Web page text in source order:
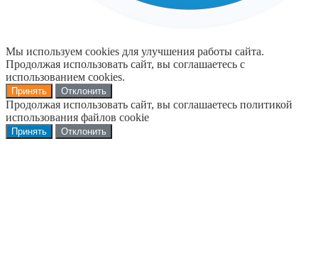
Мы используем cookies для улучшения работы сайта.
Продолжая использовать сайт, вы соглашаетесь с
использованием cookies.
Принять Отклонить
Продолжая использовать сайт, вы соглашаетесь политикой
использования файлов cookie
Принять Отклонить